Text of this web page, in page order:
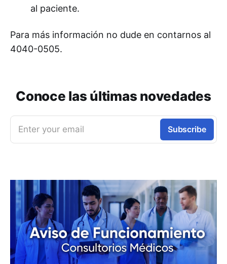
al paciente.
Para más información no dude en contarnos al
4040-0505.
Conoce las últimas novedades
Enter your email Subscribe